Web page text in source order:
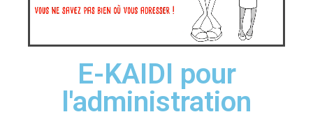
E-KAIDI pour
l'administration